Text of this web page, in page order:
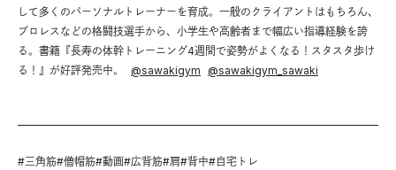
して多くのパーソナルトレーナーを育成。一般のクライアントはもちろん、
プロレスなどの格闘技選手から、小学生や高齢者まで幅広い指導経験を誇
る。書籍『長寿の体幹トレーニング4週間で姿勢がよくなる！スタスタ歩け
る！』が好評発売中。
@sawakigym @sawakigym_sawaki
#三角筋#僧帽筋#動画#広背筋#肩#背中#自宅トレ